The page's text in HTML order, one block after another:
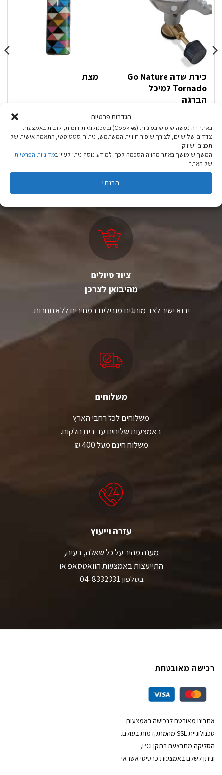
הגדרות פרטיות
באתר זה נעשה שימוש בעוגיות (Cookies) ובטכנולוגיות דומות, לרבות באמצעות
צדדים שלישיים, לצורך שיפור חוויית המשתמש, ניתוח סטטיסטי, התאמה אישית של
תכנים ושיווק.
המשך שימושך באתר מהווה הסכמה לכך. למידע נוסף ניתן לעיין במדיניות הפרטיות
של האתר.
הבנתי
כירת שדה Go Nature
Tornado למיכל
הברגה
הוספה לסל
מצת
1.90
הוספה לסל
ציוד טיולים
מהיבואן לצרכן
יבוא ישיר לצד מותגים מובילים במחירים ללא תחרות.
משלוחים
משלוחים לכל רחבי הארץ
באמצעות שליחים עד בית הלקוח.
משלוח חינם מעל 400 ₪
עזרה וייעוץ
מענה מהיר על כל שאלה, בעיה,
התייעצות באמצעות הוואטסאפ או
בטלפון 04-8332331.
רכישה מאובטחת
אתרינו מאובטח לרכישה באמצעות
טכנולוגיית SSL מהמתקדמות בעולם.
הסליקה מתבצעת בתקן PCI,
וניתן לשלם באמצעות כרטיסי אשראי